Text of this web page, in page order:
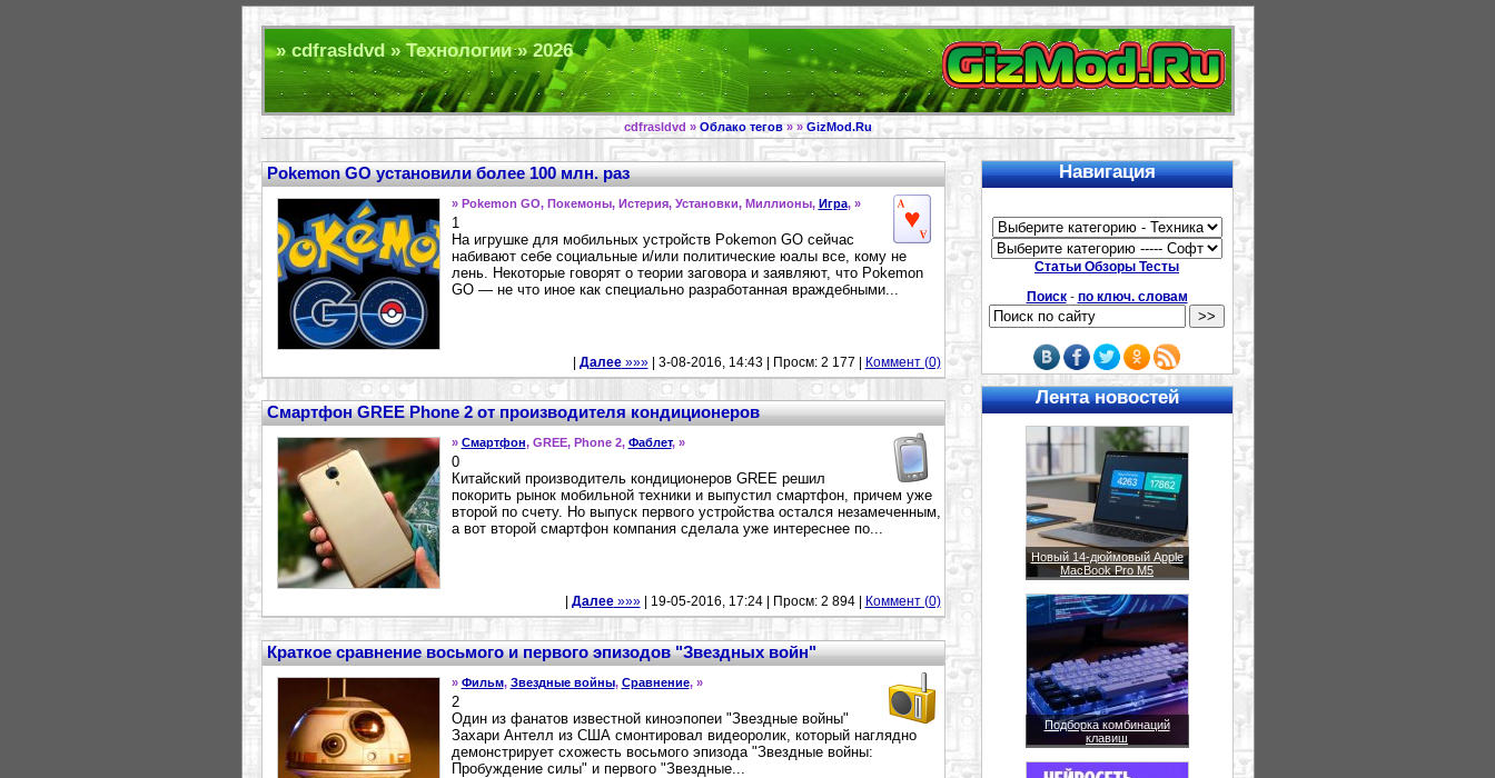
» cdfrasldvd » Технологии » 2026
cdfrasldvd » Облако тегов» » GizMod.Ru
Pokemon GO установили более 100 млн. раз
» Pokemon GO, Покемоны, Истерия, Установки, Миллионы, Игра, »
1
На игрушке для мобильных устройств Pokemon GO сейчас
набивают себе социальные и/или политические юалы все, кому не
лень. Некоторые говорят о теории заговора и заявляют, что Pokemon
GO — не что иное как специально разработанная враждебными...
Далее»»»| 3-08-2016, 14:43 | Просм: 2 177 | Коммент (0)
Смартфон GREE Phone 2 от производителя кондиционеров
» Смартфон, GREE, Phone 2, Фаблет, »
0
Китайский производитель кондиционеров GREE решил
покорить рынок мобильной техники и выпустил смартфон, причем уже
второй по счету. Но выпуск первого устройства остался незамеченным,
а вот второй смартфон компания сделала уже интереснее по...
Далее»»»| 19-05-2016, 17:24 | Просм: 2 894 | Коммент (0)
Краткое сравнение восьмого и первого эпизодов "Звездных войн"
» Фильм, Звездные войны, Сравнение, »
2
Один из фанатов известной киноэпопеи "Звездные войны"
Захари Антелл из США смонтировал видеоролик, который наглядно
демонстрирует схожесть восьмого эпизода "Звездные войны:
Пробуждение силы" и первого "Звездные...
Навигация
Статьи Обзоры Тесты
Поиск- по ключ. словам
Лента новостей
Новый 14-дюймовый Apple
MacBook Pro M5
Подборка комбинаций
клавиш